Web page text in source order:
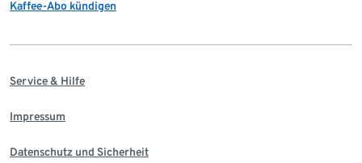
Kaffee-Abo kündigen
Service & Hilfe
Impressum
Datenschutz und Sicherheit